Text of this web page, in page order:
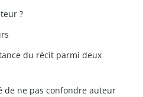
?
du récit parmi deux
de ne pas confondre auteur